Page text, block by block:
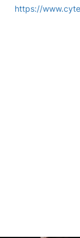
https://